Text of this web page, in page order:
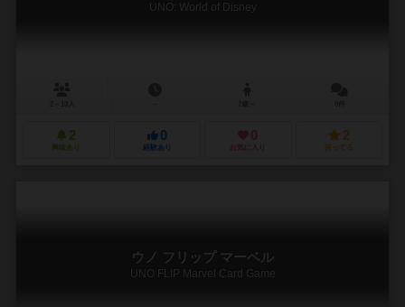
UNO: World of Disney
2
興味あり
0
経験あり
0
お気に入り
2
持ってる
ウノ フリップ マーベル
UNO FLIP Marvel Card Game